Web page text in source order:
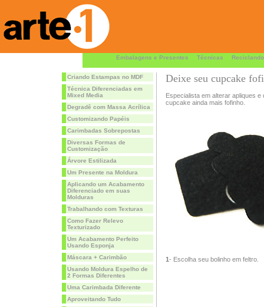
Embalagens e Presentes Técnicas Reciclando
Criando Estampas no MDF
Técnica Diferenciadas em
Mixed Media
Degradê com Massa Acrílica
Customizando Papéis
Carimbadas Sobrepostas
Diversas Formas de
Customização
Árvore Estilizada
Um Presente na Moldura
Aplicando um Acabamento
Diferenciado em suas
Molduras
Trabalhando com Texturas
Como Fazer Relevo
Texturizado
Um Acabamento Perfeito
Usando Esponja
Máscara + Carimbão
Usando Moldura Espelho de
2 Formas Diferentes
Uma Carimbada Diferente
Aproveitando Tudo
Deixe seu cupcake
Especialista em alterar apliques
cupcake ainda mais fofinho.
1- Escolha seu bolinho em feltro.